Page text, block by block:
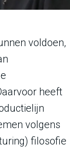
voldoen,
heeft
volgens
filosofie